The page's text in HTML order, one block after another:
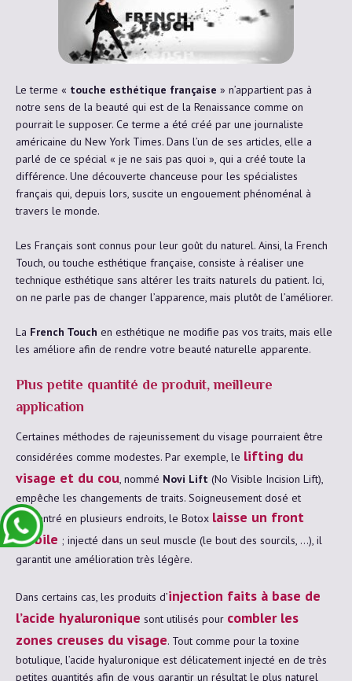
Le terme « touche esthétique française » n’appartient pas à
notre sens de la beauté qui est de la Renaissance comme on
pourrait le supposer. Ce terme a été créé par une journaliste
américaine du New York Times. Dans l’un de ses articles, elle a
parlé de ce spécial « je ne sais pas quoi », qui a créé toute la
différence. Une découverte chanceuse pour les spécialistes
français qui, depuis lors, suscite un engouement phénoménal à
travers le monde.
Les Français sont connus pour leur goût du naturel. Ainsi, la French
Touch, ou touche esthétique française, consiste à réaliser une
technique esthétique sans altérer les traits naturels du patient. Ici,
on ne parle pas de changer l’apparence, mais plutôt de l’améliorer.
La French Touch en esthétique ne modifie pas vos traits, mais elle
les améliore afin de rendre votre beauté naturelle apparente.
Plus petite quantité de produit, meilleure
application
Certaines méthodes de rajeunissement du visage pourraient être
considérées comme modestes. Par exemple, le lifting du
visage et du cou, nommé Novi Lift (No Visible Incision Lift),
empêche les changements de traits. Soigneusement dosé et
concentré en plusieurs endroits, le Botox laisse un front
mobile ; injecté dans un seul muscle (le bout des sourcils, …), il
garantit une amélioration très légère.
Dans certains cas, les produits d’injection faits à base de
l’acide hyaluronique sont utilisés pour combler les
zones creuses du visage. Tout comme pour la toxine
botulique, l’acide hyaluronique est délicatement injecté en de très
petites quantités afin de vous garantir un résultat le plus naturel